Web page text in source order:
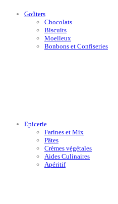
Goûters
Chocolats
Biscuits
Moelleux
Bonbons et Confiseries
Epicerie
Farines et Mix
Pâtes
Crèmes végétales
Aides Culinaires
Apéritif